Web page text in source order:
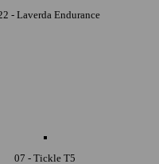
- Laverda Endurance
07 - Tickle T5